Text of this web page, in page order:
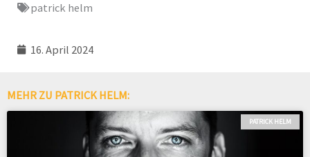
patrick helm
16. April 2024
MEHR ZU PATRICK HELM:
PATRICK HELM